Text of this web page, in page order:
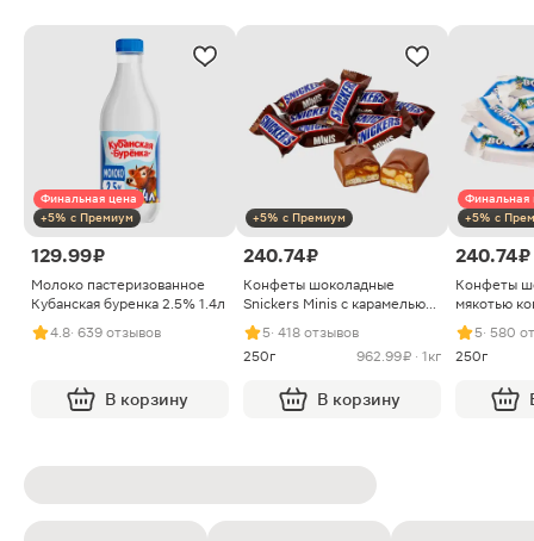
Финальная цена
+5% с Премиум
129.99 ₽
Молоко пастеризованное
Кубанская буренка 2.5% 1.4л
4.8· 639 отзывов
В корзину
+5% с Премиум
240.74 ₽
Конфеты шоколадные
Snickers Minis с карамелью
арахисом и нугой
5· 418 отзывов
250г
962.99 ₽ · 1кг
В корзину
Финальная
+5% с
240.74 ₽
Конфеты
мякотью
5· 580
250г